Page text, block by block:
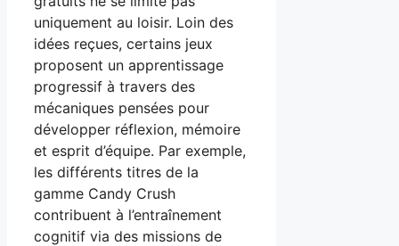
uniquement au loisir. Loin des
idées reçues, certains jeux
proposent un apprentissage
progressif à travers des
mécaniques pensées pour
développer réflexion, mémoire
et esprit d’équipe. Par exemple,
les différents titres de la
gamme Candy Crush
contribuent à l’entraînement
cognitif via des missions de